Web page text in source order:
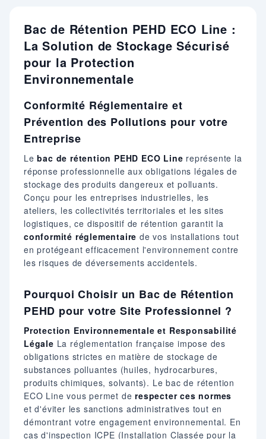
Bac de Rétention PEHD ECO Line :
La Solution de Stockage Sécurisé
pour la Protection
Environnementale
Conformité Réglementaire et
Prévention des Pollutions pour votre
Entreprise
Lebac de rétention PEHD ECO Line représente la
réponse professionnelle aux obligations légales de
stockage des produits dangereux et polluants.
Conçu pour les entreprises industrielles, les
ateliers, les collectivités territoriales et les sites
logistiques, ce dispositif de rétention garantit la
conformité réglementaire de vos installations tout
en protégeant efficacement l'environnement contre
les risques de déversements accidentels.
Pourquoi Choisir un Bac de Rétention
PEHD pour votre Site Professionnel ?
Protection Environnementale et Responsabilité
Légale La réglementation française impose des
obligations strictes en matière de stockage de
substances polluantes (huiles, hydrocarbures,
produits chimiques, solvants). Le bac de rétention
ECO Line vous permet derespecter ces normes
et d'éviter les sanctions administratives tout en
démontrant votre engagement environnemental. En
cas d'inspection ICPE (Installation Classée pour la